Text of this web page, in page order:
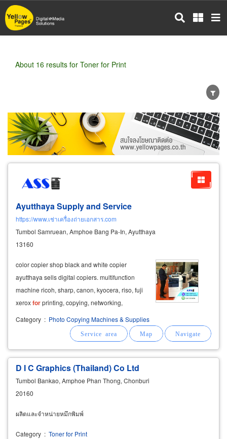
Skip
to
main
About 16 results for Toner for Print
Wholesale Retail Manufacturer
Dealer
Exporter/Importer
Service Business
Ayutthaya Supply and Service
https://www.เช่าเครื่องถ่ายเอกสาร.com
Tumbol Samruean, Amphoe Bang Pa-In, Ayutthaya
13160
color copier shop black and white copier
ayutthaya sells digital copiers. multifunction
machine ricoh, sharp, canon, kyocera, riso, fuji
xeroxforprinting, copying, networking,
scanning documents, sending faxes,
print
copy, scan, fax. second hand documents
second hand copy printer get a turnfor
Category : Photo Copying Machines & Supplies
D I C Graphics (Thailand) Co Ltd
Tumbol Bankao, Amphoe Phan Thong, Chonburi
20160
ผลิตและจำหน่ายหมึกพิมพ์
Category : Toner for Print